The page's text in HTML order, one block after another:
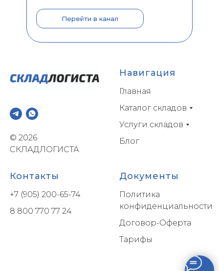
Перейти в канал
© 2026
СКЛАДЛОГИСТА
Навигация
Главная
Каталог складов
Услуги складов
Блог
Контакты
+7 (905) 200-65-74
8 800 770 77 24
Документы
Политика
конфиденциальности
Договор-Оферта
Тарифы